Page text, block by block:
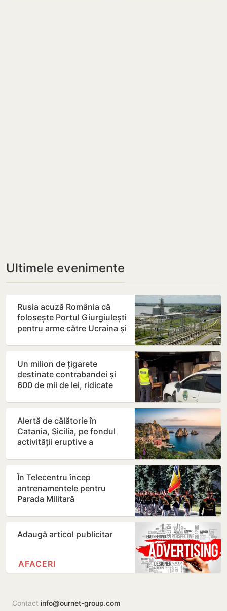
Ultimele evenimente
Rusia acuză România că
folosește Portul Giurgiulești
pentru arme către Ucraina și
Un milion de țigarete
destinate contrabandei și
600 de mii de lei, ridicate
Alertă de călătorie în
Catania, Sicilia, pe fondul
activității eruptive a
În Telecentru încep
antrenamentele pentru
Parada Militară
Adaugă articol publicitar
AFACERI
Contact info@ournet-group.com